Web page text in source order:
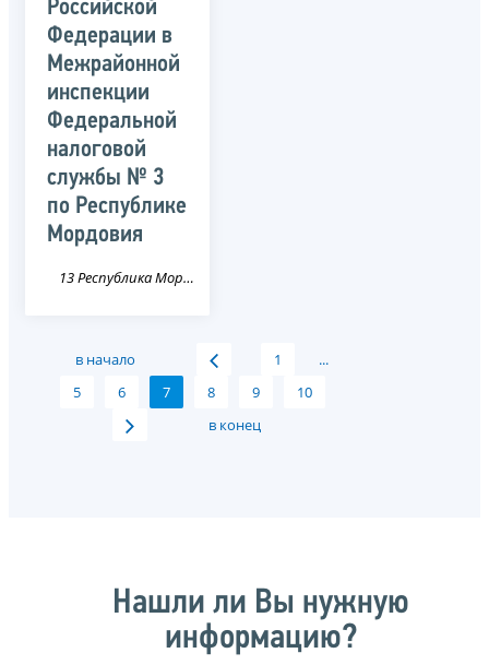
Российской
Федерации в
Межрайонной
инспекции
Федеральной
налоговой
службы № 3
по Республике
Мордовия
13 Республика Мордовия
в начало 1
...
5
6 7 8 9
10
в конец
Нашли ли Вы нужную
информацию?